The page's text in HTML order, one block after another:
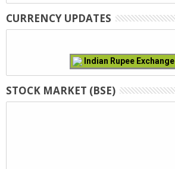
CURRENCY UPDATES
Indian Rupee
STOCK MARKET (BSE)